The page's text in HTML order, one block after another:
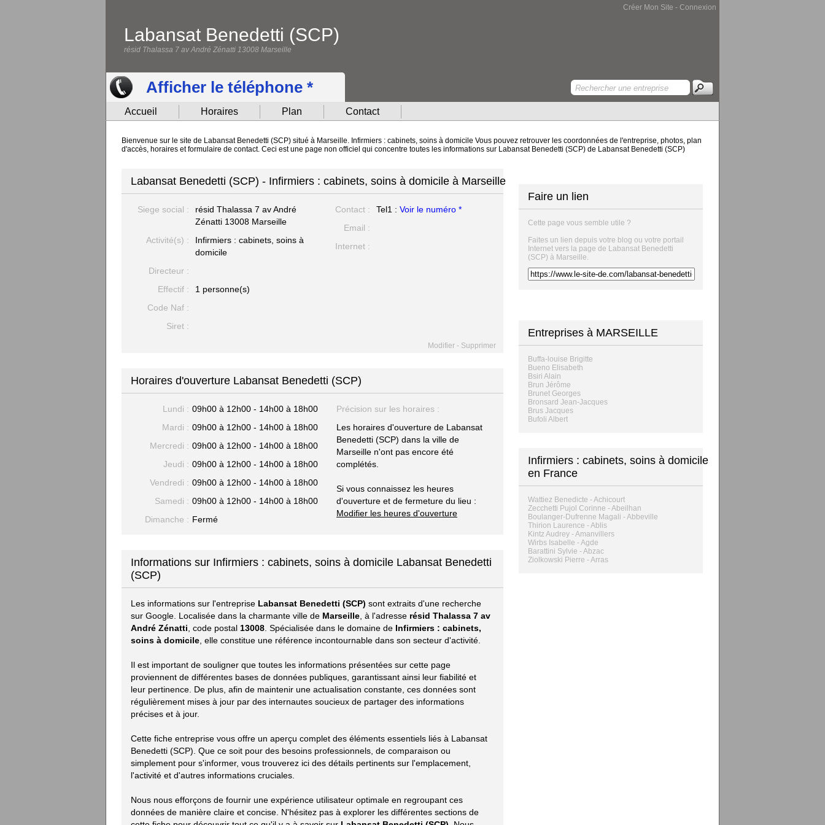
Créer Mon Site - Connexion
Labansat Benedetti (SCP)
résid Thalassa 7 av André Zénatti 13008 Marseille
Afficher le téléphone *
Accueil Horaires Plan Contact
Bienvenue sur le site de Labansat Benedetti (SCP) situé à Marseille. Infirmiers : cabinets, soins à domicile Vous pouvez retrouver les coordonnées de l'entreprise, photos, plan
d'accès, horaires et formulaire de contact. Ceci est une page non officiel qui concentre toutes les informations sur Labansat Benedetti (SCP) de Labansat Benedetti (SCP)
Labansat Benedetti (SCP) - Infirmiers : cabinets, soins à domicile à Marseille
Siege social :
résid Thalassa 7 av André
Zénatti 13008 Marseille
Activité(s) :
Infirmiers : cabinets, soins à
domicile
Directeur :
Effectif :
1 personne(s)
Code Naf :
Siret :
Contact : Tel1 : Voir le numéro *
Email :
Internet :
Modifier - Supprimer
Horaires d'ouverture Labansat Benedetti (SCP)
Lundi : 09h00 à 12h00 - 14h00 à 18h00
Mardi : 09h00 à 12h00 - 14h00 à 18h00
Mercredi : 09h00 à 12h00 - 14h00 à 18h00
Jeudi : 09h00 à 12h00 - 14h00 à 18h00
Vendredi : 09h00 à 12h00 - 14h00 à 18h00
Samedi : 09h00 à 12h00 - 14h00 à 18h00
Dimanche : Fermé
Précision sur les horaires :
Les horaires d'ouverture de Labansat
Benedetti (SCP) dans la ville de
Marseille n'ont pas encore été
complétés.
Si vous connaissez les heures
d'ouverture et de fermeture du lieu :
Modifier les heures d'ouverture
Informations sur Infirmiers : cabinets, soins à domicile Labansat Benedetti
(SCP)
Les informations sur l'entreprise Labansat Benedetti (SCP) sont extraits d'une recherche
sur Google. Localisée dans la charmante ville de Marseille , à l'adresse résid Thalassa 7 av
André Zénatti , code postal 13008 . Spécialisée dans le domaine de Infirmiers : cabinets,
soins à domicile , elle constitue une référence incontournable dans son secteur d'activité.
Il est important de souligner que toutes les informations présentées sur cette page
proviennent de différentes bases de données publiques, garantissant ainsi leur fiabilité et
leur pertinence. De plus, afin de maintenir une actualisation constante, ces données sont
régulièrement mises à jour par des internautes soucieux de partager des informations
précises et à jour.
Cette fiche entreprise vous offre un aperçu complet des éléments essentiels liés à Labansat
Benedetti (SCP). Que ce soit pour des besoins professionnels, de comparaison ou
simplement pour s'informer, vous trouverez ici des détails pertinents sur l'emplacement,
l'activité et d'autres informations cruciales.
Nous nous efforçons de fournir une expérience utilisateur optimale en regroupant ces
données de manière claire et concise. N'hésitez pas à explorer les différentes sections de
Faire un lien
Cette page vous semble utile ?
Faites un lien depuis votre blog ou votre portail
Internet vers la page de Labansat Benedetti
(SCP) à Marseille.
Entreprises à MARSEILLE
Buffa-louise Brigitte
Bueno Elisabeth
Bsiri Alain
Brun Jérôme
Brunet Georges
Bronsard Jean-Jacques
Brus Jacques
Bufoli Albert
Infirmiers : cabinets, soins à domicile
en France
Wattiez Benedicte - Achicourt
Zecchetti Pujol Corinne - Abeilhan
Boulanger-Dufrenne Magali - Abbeville
Thirion Laurence - Ablis
Kintz Audrey - Amanvillers
Wirbs Isabelle - Agde
Barattini Sylvie - Abzac
Ziolkowski Pierre - Arras